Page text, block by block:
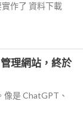
作了 資料下載
理網站，終於
是 ChatGPT、